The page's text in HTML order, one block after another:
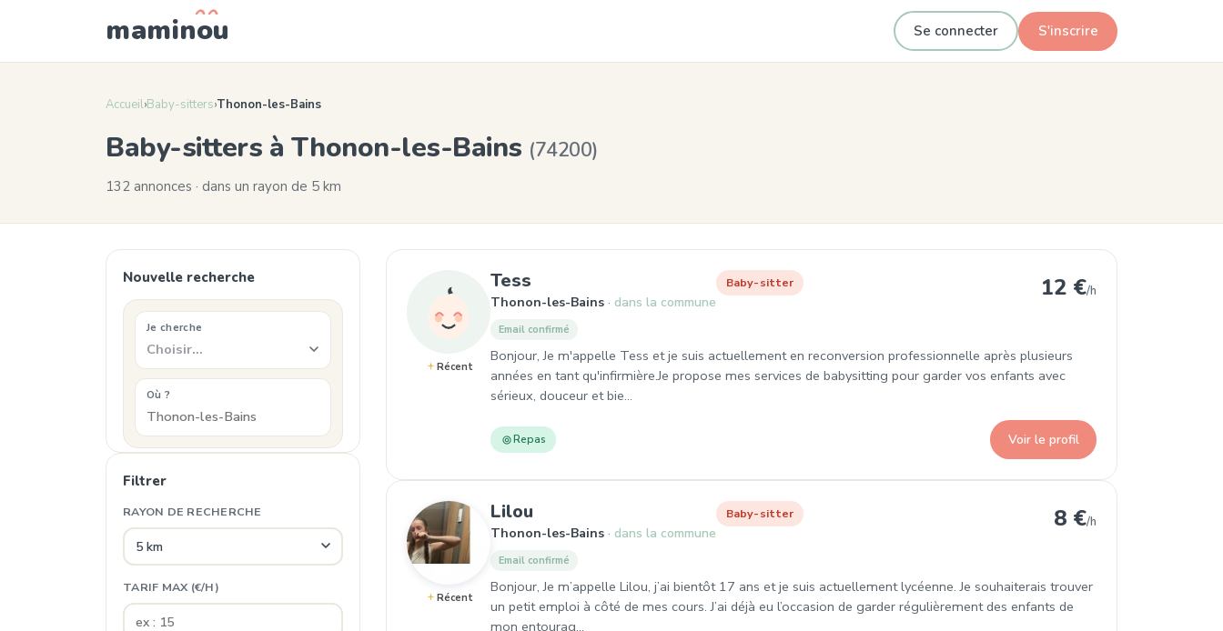
maminou Se connecter S'inscrire
Accueil›Baby-sitters›Thonon-les-Bains
Baby-sitters à Thonon-les-Bains (74200)
132 annonces · dans un rayon de 5 km
Nouvelle recherche
Je cherche
Choisir…
Où ?
Filtrer
RAYON DE RECHERCHE
TARIF MAX (€/H)
Récent
Tess , Baby-sitter à Thonon-les-Bains
Thonon-les-Bains dans la commune
Baby-sitter 12 €/h
Email confirmé
Bonjour, Je m'appelle Tess et je suis actuellement en reconversion professionnelle après plusieurs
années en tant qu'infirmière.Je propose mes services de babysitting pour garder vos enfants avec
sérieux, douceur et bie…
Repas Voir le profil
Récent
Lilou , Baby-sitter à Thonon-les-Bains
Thonon-les-Bains dans la commune
Baby-sitter 8 €/h
Email confirmé
Bonjour, Je m’appelle Lilou, j’ai bientôt 17 ans et je suis actuellement lycéenne. Je souhaiterais trouver
un petit emploi à côté de mes cours. J’ai déjà eu l’occasion de garder régulièrement des enfants de
mon entourag…